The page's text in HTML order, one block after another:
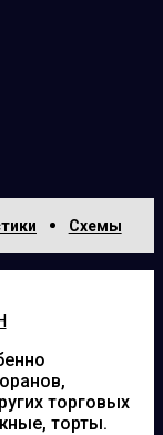
Схемы
торговых
торты.